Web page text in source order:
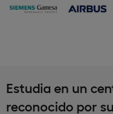
Estudia en un
reconocido por